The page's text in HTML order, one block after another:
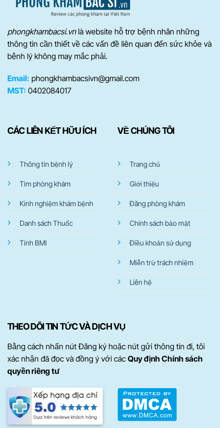
phongkhambacsi.vnlà website hỗ trợ bệnh nhân những
thông tin cần thiết về các vấn đề liên quan đến sức khỏe và
bệnh lý không may mắc phải.
Email: phongkhambacsivn@gmail.com
MST: 0402084017
CÁC LIÊN KẾT HỮU ÍCH
Thông tin bệnh lý
Tìm phòng khám
Kinh nghiệm khám bệnh
Danh sách Thuốc
Tính BMI
VỀ CHÚNG TÔI
Trang chủ
Giới thiệu
Đăng phòng khám
Chính sách bảo mật
Điều khoản sử dụng
Miễn trừ trách nhiệm
Liên hệ
THEO DÕI TIN TỨC VÀ DỊCH VỤ
Bằng cách nhấn nút Đăng ký hoặc nút gửi thông tin đi, tôi
xác nhận đã đọc và đồng ý với các Quy định Chính sách
quyền riêng tư